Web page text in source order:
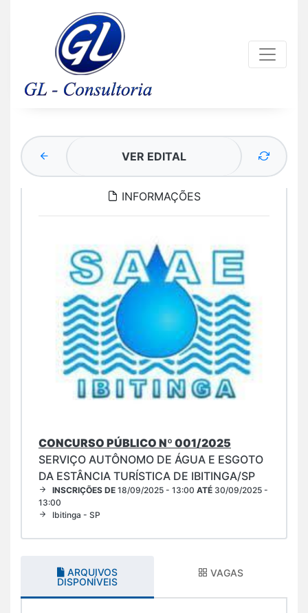
VER EDITAL
INFORMAÇÕES
CONCURSO PÚBLICO Nº 001/2025
SERVIÇO AUTÔNOMO DE ÁGUA E ESGOTO
DA ESTÂNCIA TURÍSTICA DE IBITINGA/SP
INSCRIÇÕES DE 18/09/2025 - 13:00 ATÉ 30/09/2025 -
13:00
Ibitinga - SP
ARQUIVOS
DISPONÍVEIS
VAGAS